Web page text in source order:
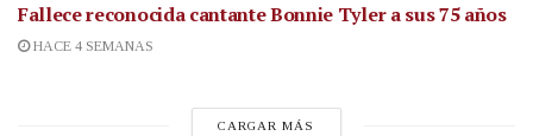
Fallece reconocida cantanteBonnie Tyler a sus 75 años
HACE 4 SEMANAS
CARGAR MÁS